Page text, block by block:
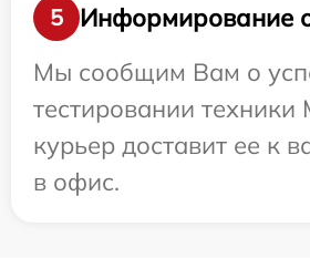
5
Информирование
Мы сообщим Вам о
тестировании техники
курьер доставит ее к
в офис.